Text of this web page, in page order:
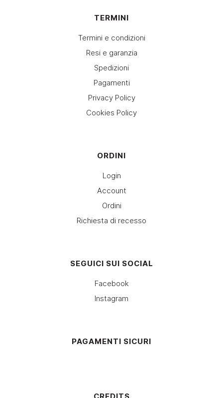
TERMINI
Termini e condizioni
Resi e garanzia
Spedizioni
Pagamenti
Privacy Policy
Cookies Policy
ORDINI
Login
Account
Ordini
Richiesta di recesso
SEGUICI SUI SOCIAL
Facebook
Instagram
PAGAMENTI SICURI